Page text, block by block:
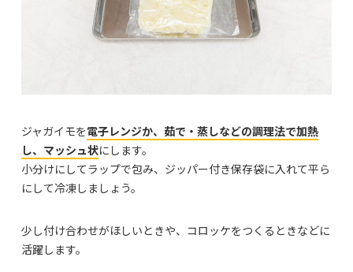
ジャガイモを電子レンジか、茹で・蒸しなどの調理法で加熱
し、マッシュ状にします。
小分けにしてラップで包み、ジッパー付き保存袋に入れて平ら
にして冷凍しましょう。
少し付け合わせがほしいときや、コロッケをつくるときなどに
活躍します。